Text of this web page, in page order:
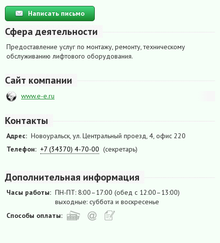
Написать письмо
Сфера деятельности
Предоставление услуг по монтажу, ремонту, техническому
обслуживанию лифтового оборудования.
Сайт компании
www.e-e.ru
Контакты
Адрес: Новоуральск, ул. Центральный проезд, 4, офис 220
Телефон: +7 (34370) 4-70-00 (секретарь)
Дополнительная информация
Часы работы: ПН-ПТ: 8:00–17:00 (обед с 12:00–13:00)
выходные: суббота и воскресенье
Способы оплаты: